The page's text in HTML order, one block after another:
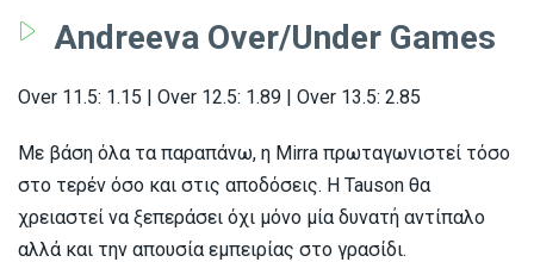
Andreeva Over/Under Games
Over 11.5: 1.15 | Over 12.5: 1.89 | Over 13.5: 2.85
Με βάση όλα τα παραπάνω, η Mirra πρωταγωνιστεί τόσο
στο τερέν όσο και στις αποδόσεις. Η Tauson θα
χρειαστεί να ξεπεράσει όχι μόνο μία δυνατή αντίπαλο
αλλά και την απουσία εμπειρίας στο γρασίδι.